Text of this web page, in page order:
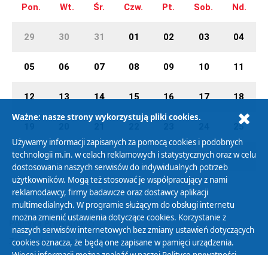
Pon. Wt. Śr. Czw. Pt. Sob. Nd.
29 30 31 01 02 03 04
05 06 07 08 09 10 11
12 13 14 15 16 17 18
25
26 27 28 29 30 01 02
Polityka Prywatności
Zasady korzystania z Serwisu
Ważne: nasze strony wykorzystują pliki cookies.
Używamy informacji zapisanych za pomocą cookies i podobnych
technologii m.in. w celach reklamowych i statystycznych oraz w celu
dostosowania naszych serwisów do indywidualnych potrzeb
użytkowników. Mogą też stosować je współpracujący z nami
reklamodawcy, firmy badawcze oraz dostawcy aplikacji
multimedialnych. W programie służącym do obsługi internetu
można zmienić ustawienia dotyczące cookies. Korzystanie z
naszych serwisów internetowych bez zmiany ustawień dotyczących
cookies oznacza, że będą one zapisane w pamięci urządzenia.